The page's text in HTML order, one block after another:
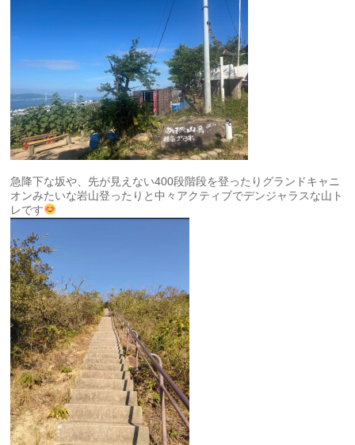
急降下な坂や、先が見えない400段階段を登ったりグランドキャニ
オンみたいな岩山登ったりと中々アクティブでデンジャラスな山ト
レです